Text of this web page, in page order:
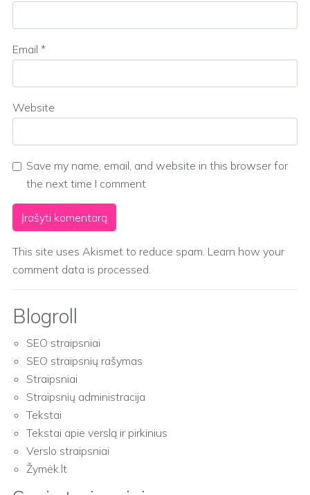
Email *
Website
Save my name, email, and website in this browser for
the next time I comment
This site uses Akismet to reduce spam. Learn how your
comment data is processed.
Blogroll
SEO straipsniai
SEO straipsnių rašymas
Straipsniai
Straipsnių administracija
Tekstai
Tekstai apie verslą ir pirkinius
Verslo straipsniai
Žymėk.lt